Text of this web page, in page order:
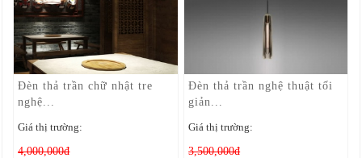
Đèn thả trần chữ nhật tre
nghệ...
Giá thị trường:
4,000,000đ
Đèn thả trần nghệ thuật tối
giản...
Giá thị trường:
3,500,000đ